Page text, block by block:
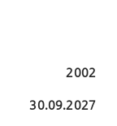
2002
30.09.2027